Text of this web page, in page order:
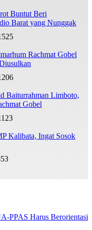
Buntut Beri
Barat yang Nunggak
Rachmat Gobel
Baiturrahman Limboto,
Gobel
Kalibata, Ingat Sosok